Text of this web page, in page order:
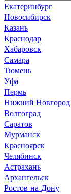
Екатеринбург
Новосибирск
Казань
Краснодар
Хабаровск
Самара
Тюмень
Уфа
Пермь
Нижний Новгород
Волгоград
Саратов
Мурманск
Красноярск
Челябинск
Астрахань
Архангельск
Ростов-на-Дону